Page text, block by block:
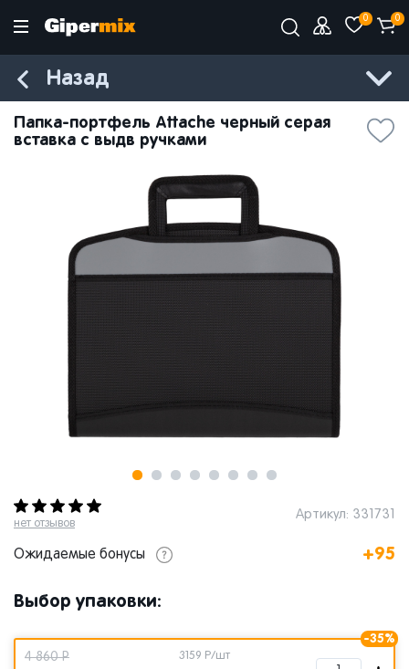
0 0
Назад
Папка-портфель Attache черный серая
вставка с выдв ручками
нет отзывов
Артикул: 331731
Ожидаемые бонусы +95
Выбор упаковки:
-35%
4 860 Р
3159 Р/шт